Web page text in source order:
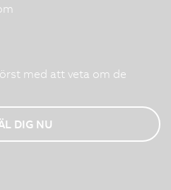
med att veta om de
DIG NU